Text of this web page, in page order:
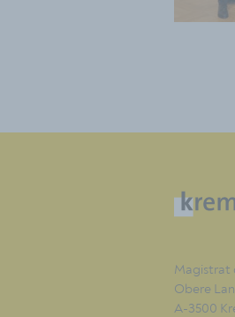
Magistrat
Obere
A-3500